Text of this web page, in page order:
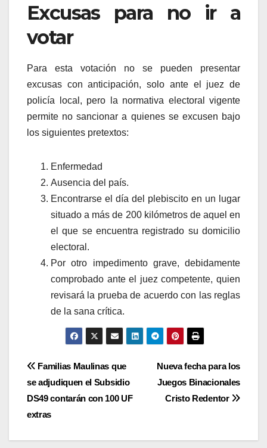
Excusas para no ir a
votar
Para esta votación no se pueden presentar
excusas con anticipación, solo ante el juez de
policía local, pero la normativa electoral vigente
permite no sancionar a quienes se excusen bajo
los siguientes pretextos:
Enfermedad
Ausencia del país.
Encontrarse el día del plebiscito en un lugar
situado a más de 200 kilómetros de aquel en
el que se encuentra registrado su domicilio
electoral.
Por otro impedimento grave, debidamente
comprobado ante el juez competente, quien
revisará la prueba de acuerdo con las reglas
de la sana crítica.
Navegación
de
entradas
Nueva fecha para los
Juegos Binacionales
Cristo Redentor
Familias Maulinas que
se adjudiquen el Subsidio
DS49 contarán con 100 UF
extras